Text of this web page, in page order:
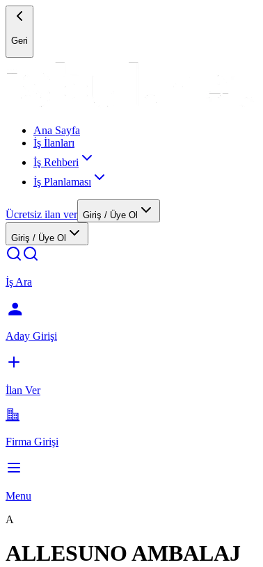
Geri
Ana Sayfa
İş İlanları
İş Rehberi
İş Planlaması
Ücretsiz ilan ver Giriş / Üye Ol
Giriş / Üye Ol
İş Ara
Aday Girişi
İlan Ver
Firma Girişi
Menu
A
ALLESUNO AMBALAJ